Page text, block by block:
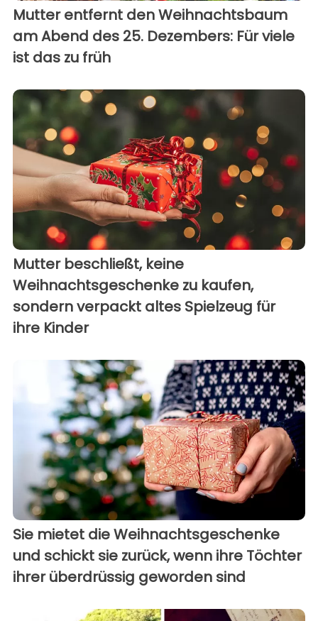
Mutter entfernt den Weihnachtsbaum
am Abend des 25. Dezembers: Für viele
ist das zu früh
Mutter beschließt, keine
Weihnachtsgeschenke zu kaufen,
sondern verpackt altes Spielzeug für
ihre Kinder
Sie mietet die Weihnachtsgeschenke
und schickt sie zurück, wenn ihre Töchter
ihrer überdrüssig geworden sind